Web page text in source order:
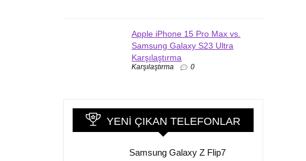
Apple iPhone 15 Pro Max vs.
Samsung Galaxy S23 Ultra
Karşılaştırma
Karşılaştırma 0
YENI ÇIKAN TELEFONLAR
Samsung Galaxy Z Flip7